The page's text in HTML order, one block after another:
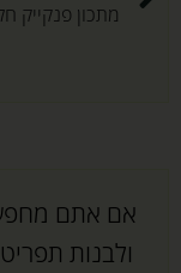
מתכון פנקייק
אם אתם
ולבנות